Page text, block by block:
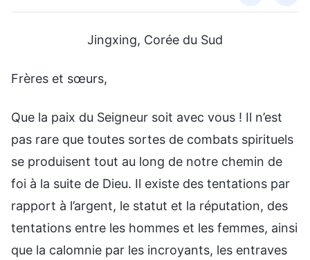
Jingxing, Corée du Sud
Frères et sœurs,
Que la paix du Seigneur soit avec vous ! Il n’est
pas rare que toutes sortes de combats spirituels
se produisent tout au long de notre chemin de
foi à la suite de Dieu. Il existe des tentations par
rapport à l’argent, le statut et la réputation, des
tentations entre les hommes et les femmes, ainsi
que la calomnie par les incroyants, les entraves